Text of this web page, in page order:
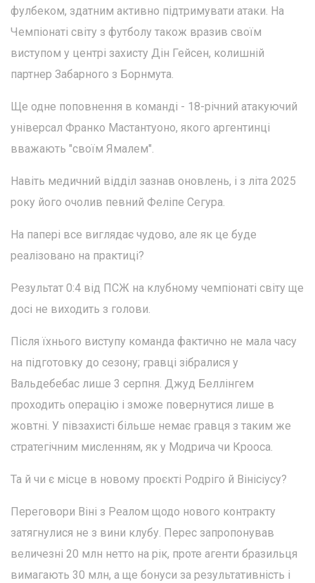
фулбеком, здатним активно підтримувати атаки. На
Чемпіонаті світу з футболу також вразив своїм
виступом у центрі захисту Дін Гейсен, колишній
партнер Забарного з Борнмута.
Ще одне поповнення в команді - 18-річний атакуючий
універсал Франко Мастантуоно, якого аргентинці
вважають "своїм Ямалем".
Навіть медичний відділ зазнав оновлень, і з літа 2025
року його очолив певний Феліпе Сегура.
На папері все виглядає чудово, але як це буде
реалізовано на практиці?
Результат 0:4 від ПСЖ на клубному чемпіонаті світу ще
досі не виходить з голови.
Після їхнього виступу команда фактично не мала часу
на підготовку до сезону; гравці зібралися у
Вальдебебас лише 3 серпня. Джуд Беллінгем
проходить операцію і зможе повернутися лише в
жовтні. У півзахисті більше немає гравця з таким же
стратегічним мисленням, як у Модрича чи Крооса.
Та й чи є місце в новому проєкті Родріго й Вінісіусу?
Переговори Віні з Реалом щодо нового контракту
затягнулися не з вини клубу. Перес запропонував
величезні 20 млн нетто на рік, проте агенти бразильця
вимагають 30 млн, а ще бонуси за результативність і